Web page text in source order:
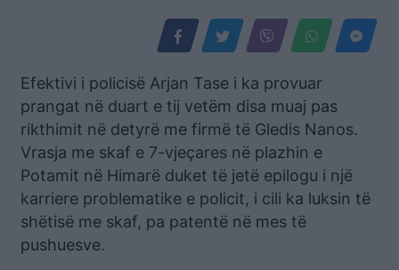
Efektivi i policisë Arjan Tase i ka provuar
prangat në duart e tij vetëm disa muaj pas
rikthimit në detyrë me firmë të Gledis Nanos.
Vrasja me skaf e 7-vjeçares në plazhin e
Potamit në Himarë duket të jetë epilogu i një
karriere problematike e policit, i cili ka luksin të
shëtisë me skaf, pa patentë në mes të
pushuesve.